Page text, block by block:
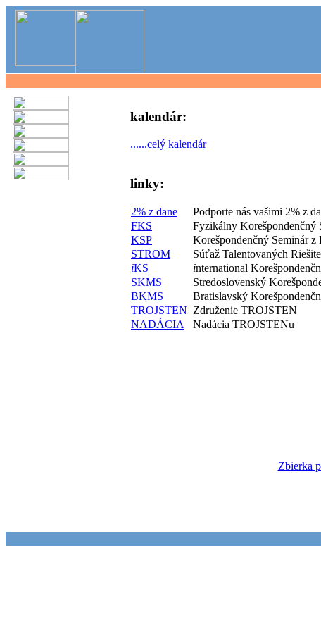
kalendár:
......celý kalendár
linky:
2% z dane
Podporte nás vašimi 2% z
FKS
Fyzikálny Korešpondenčný
KSP
Korešpondenčný Seminár z
STROM
Súťaž Talentovaných
iKS international
SKMS
Stredoslovenský
BKMS
Bratislavský
TROJSTEN Združenie TROJSTEN
NADÁCIA
Nadácia TROJSTENu
Zbierka